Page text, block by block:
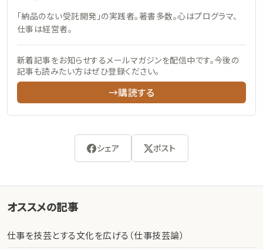
「納品のない受託開発」の実践者。著書多数。心はプログラマ、
仕事は経営者。
新着記事をお知らせするメールマガジンを配信中です。今後の
記事も読みたい方はぜひ登録ください。
→購読する
シェア ポスト
オススメの記事
仕事を技芸とする文化を広げる（仕事技芸論）